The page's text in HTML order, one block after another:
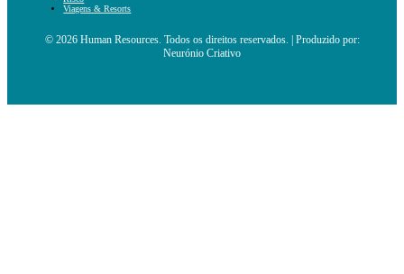
Viagens & Resorts
© 2026 Human Resources. Todos os direitos reservados. | Produzido por:
Neurónio Criativo